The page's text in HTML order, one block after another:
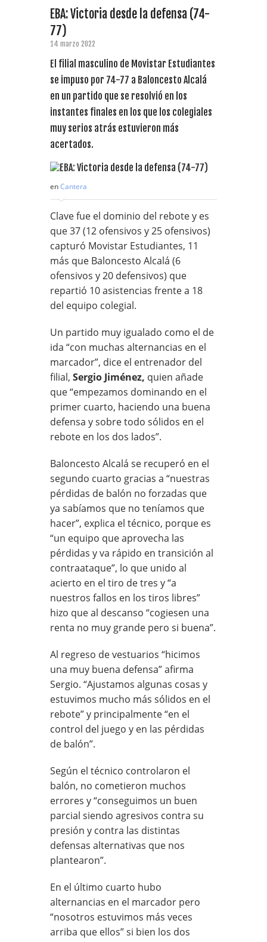
EBA: Victoria desde la defensa (74-
77)
14 marzo 2022
El filial masculino de Movistar Estudiantes
se impuso por 74-77 a Baloncesto Alcalá
en un partido que se resolvió en los
instantes finales en los que los colegiales
muy serios atrás estuvieron más
acertados.
enCantera
Clave fue el dominio del rebote y es
que 37 (12 ofensivos y 25 ofensivos)
capturó Movistar Estudiantes, 11
más que Baloncesto Alcalá (6
ofensivos y 20 defensivos) que
repartió 10 asistencias frente a 18
del equipo colegial.
Un partido muy igualado como el de
ida “con muchas alternancias en el
marcador”, dice el entrenador del
filial, Sergio Jiménez, quien añade
que “empezamos dominando en el
primer cuarto, haciendo una buena
defensa y sobre todo sólidos en el
rebote en los dos lados”.
Baloncesto Alcalá se recuperó en el
segundo cuarto gracias a “nuestras
pérdidas de balón no forzadas que
ya sabíamos que no teníamos que
hacer”, explica el técnico, porque es
“un equipo que aprovecha las
pérdidas y va rápido en transición al
contraataque”, lo que unido al
acierto en el tiro de tres y “a
nuestros fallos en los tiros libres”
hizo que al descanso “cogiesen una
renta no muy grande pero si buena”.
Al regreso de vestuarios “hicimos
una muy buena defensa” afirma
Sergio. “Ajustamos algunas cosas y
estuvimos mucho más sólidos en el
rebote” y principalmente “en el
control del juego y en las pérdidas
de balón”.
Según el técnico controlaron el
balón, no cometieron muchos
errores y “conseguimos un buen
parcial siendo agresivos contra su
presión y contra las distintas
defensas alternativas que nos
plantearon”.
En el último cuarto hubo
alternancias en el marcador pero
“nosotros estuvimos más veces
arriba que ellos” si bien los dos